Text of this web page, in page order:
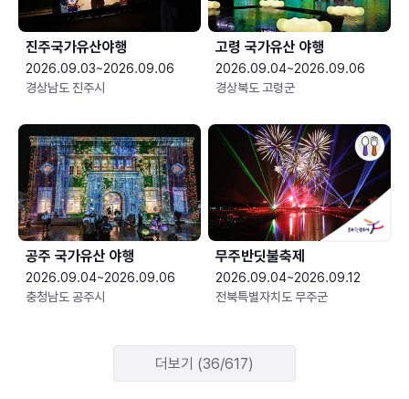
진주국가유산야행
2026.09.03~2026.09.06
경상남도 진주시
고령 국가유산 야행
2026.09.04~2026.09.06
경상북도 고령군
공주 국가유산 야행
2026.09.04~2026.09.06
충청남도 공주시
무주반딧불축제
2026.09.04~2026.09.12
전북특별자치도 무주군
더보기 (36/617)